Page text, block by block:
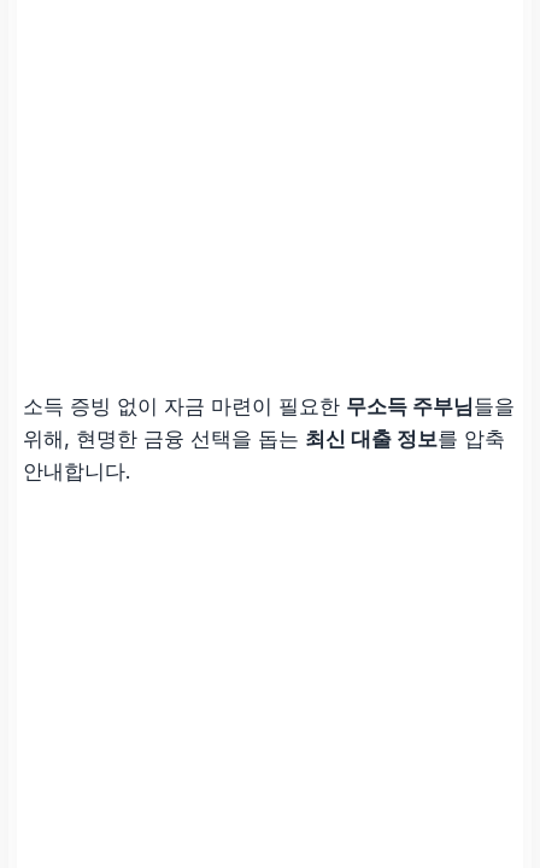
소득 증빙 없이 자금 마련이 필요한 무소득 주부님들을
위해, 현명한 금융 선택을 돕는 최신 대출 정보를 압축
안내합니다.